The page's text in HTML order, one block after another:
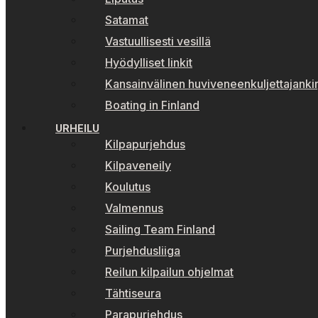
Satamat
Vastuullisesti vesillä
Hyödylliset linkit
Kansainvälinen
Boating in Finland
URHEILU
Kilpapurjehdus
Kilpaveneily
Koulutus
Valmennus
Sailing Team Finland
Purjehdusliiga
Reilun kilpailun ohjelmat
Tähtiseura
Parapurjehdus